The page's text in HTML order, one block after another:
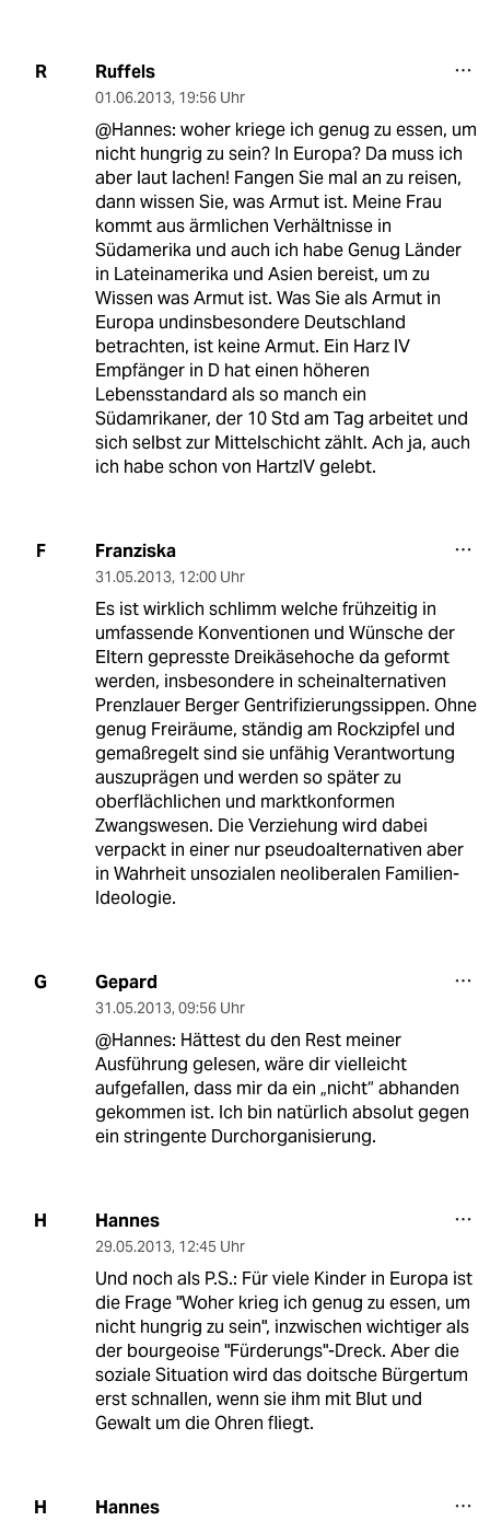
R Ruffels
01.06.2013, 19:56 Uhr
@Hannes: woher kriege ich genug zu essen, um
nicht hungrig zu sein? In Europa? Da muss ich
aber laut lachen! Fangen Sie mal an zu reisen,
dann wissen Sie, was Armut ist. Meine Frau
kommt aus ärmlichen Verhältnisse in
Südamerika und auch ich habe Genug Länder
in Lateinamerika und Asien bereist, um zu
Wissen was Armut ist. Was Sie als Armut in
Europa undinsbesondere Deutschland
betrachten, ist keine Armut. Ein Harz IV
Empfänger in D hat einen höheren
Lebensstandard als so manch ein
Südamrikaner, der 10 Std am Tag arbeitet und
sich selbst zur Mittelschicht zählt. Ach ja, auch
ich habe schon von HartzIV gelebt.
F Franziska
31.05.2013, 12:00 Uhr
Es ist wirklich schlimm welche frühzeitig in
umfassende Konventionen und Wünsche der
Eltern gepresste Dreikäsehoche da geformt
werden, insbesondere in scheinalternativen
Prenzlauer Berger Gentrifizierungssippen. Ohne
genug Freiräume, ständig am Rockzipfel und
gemaßregelt sind sie unfähig Verantwortung
auszuprägen und werden so später zu
oberflächlichen und marktkonformen
Zwangswesen. Die Verziehung wird dabei
verpackt in einer nur pseudoalternativen aber
in Wahrheit unsozialen neoliberalen Familien-
Ideologie.
G Gepard
31.05.2013, 09:56 Uhr
@Hannes: Hättest du den Rest meiner
Ausführung gelesen, wäre dir vielleicht
aufgefallen, dass mir da ein „nicht“ abhanden
gekommen ist. Ich bin natürlich absolut gegen
ein stringente Durchorganisierung.
H Hannes
29.05.2013, 12:45 Uhr
Und noch als P.S.: Für viele Kinder in Europa ist
die Frage "Woher krieg ich genug zu essen, um
nicht hungrig zu sein", inzwischen wichtiger als
der bourgeoise "Fürderungs"-Dreck. Aber die
soziale Situation wird das doitsche Bürgertum
erst schnallen, wenn sie ihm mit Blut und
Gewalt um die Ohren fliegt.
H Hannes